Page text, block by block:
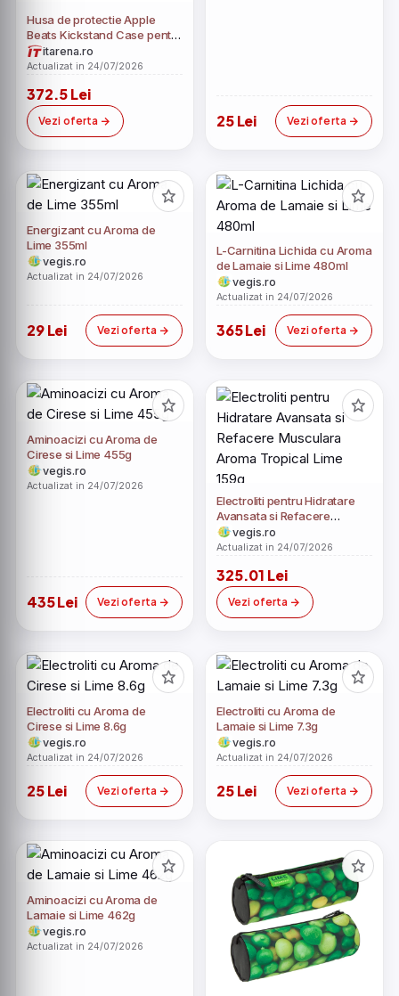
Husa de protectie Apple
Beats Kickstand Case pentru
iPhone 17 cu suport MagSafe
și control al camerei Lime
itarena.ro
Actualizat in 24/07/2026
372.5 Lei
Vezi oferta 25 Lei Vezi oferta
Energizant cu Aroma de
Lime 355ml
vegis.ro
Actualizat in 24/07/2026
29 Lei Vezi oferta
L-Carnitina Lichida cu Aroma
de Lamaie si Lime 480ml
vegis.ro
Actualizat in 24/07/2026
365 Lei Vezi oferta
Aminoacizi cu Aroma de
Cirese si Lime 455g
vegis.ro
Actualizat in 24/07/2026
435 Lei Vezi oferta
Electroliti pentru Hidratare
Avansata si Refacere
Musculara Aroma Tropical
Lime 159g
vegis.ro
Actualizat in 24/07/2026
325.01 Lei
Vezi oferta
Electroliti cu Aroma de
Cirese si Lime 8.6g
vegis.ro
Actualizat in 24/07/2026
25 Lei Vezi oferta
Electroliti cu Aroma de
Lamaie si Lime 7.3g
vegis.ro
Actualizat in 24/07/2026
25 Lei Vezi oferta
Aminoacizi cu Aroma de
Lamaie si Lime 462g
vegis.ro
Actualizat in 24/07/2026